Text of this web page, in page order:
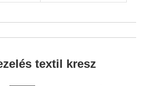
textil kresz